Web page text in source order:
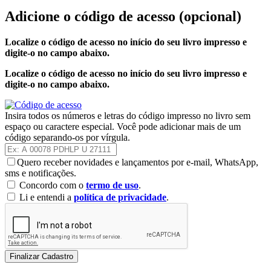
Adicione o código de acesso (opcional)
Localize o código de acesso no início do seu livro impresso e
digite-o no campo abaixo.
Localize o código de acesso no início do seu livro impresso e
digite-o no campo abaixo.
Insira todos os números e letras do código impresso no livro sem
espaço ou caractere especial. Você pode adicionar mais de um
código separando-os por vírgula.
Quero receber novidades e lançamentos por e-mail, WhatsApp,
sms e notificações.
Concordo com o termo de uso.
Li e entendi a política de privacidade.